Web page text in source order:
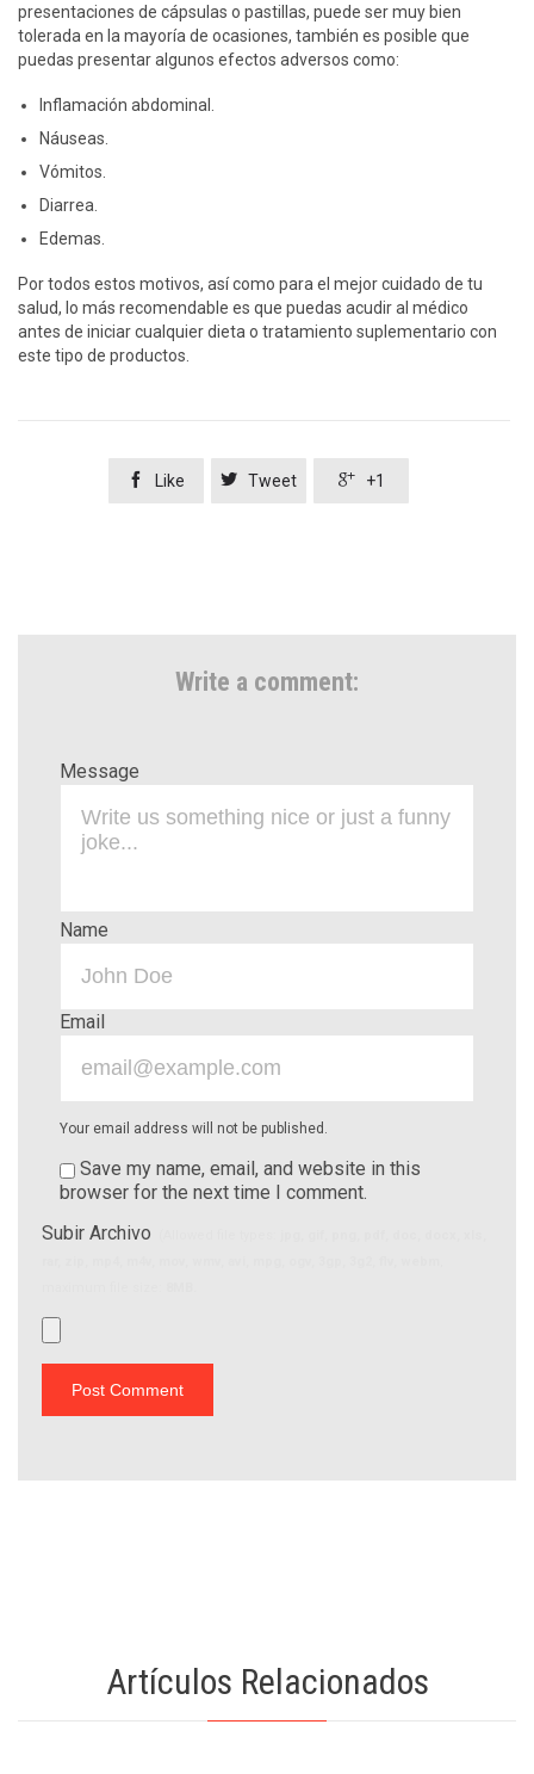
presentaciones de cápsulas o pastillas, puede ser muy bien
tolerada en la mayoría de ocasiones, también es posible que
puedas presentar algunos efectos adversos como:
Inflamación abdominal.
Náuseas.
Vómitos.
Diarrea.
Edemas.
Por todos estos motivos, así como para el mejor cuidado de tu
salud, lo más recomendable es que puedas acudir al médico
antes de iniciar cualquier dieta o tratamiento suplementario con
este tipo de productos.
 Like  Tweet  +1
Write a comment:
Message
Name
Email
Your email address will not be published.
Save my name, email, and website in this
browser for the next time I comment.
Subir Archivo
Artículos Relacionados